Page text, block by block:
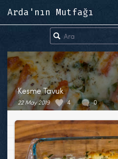
Arda'nın Mutfağı
Kesme Tavuk
22 May 2019 4 0